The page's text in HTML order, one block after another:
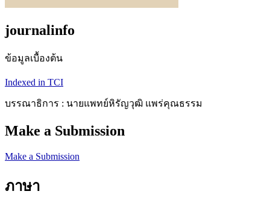
journalinfo
ข้อมูลเบื้องต้น
Indexed in TCI
บรรณาธิการ : นายแพทย์หิรัญวุฒิ แพร่คุณธรรม
Make a Submission
Make a Submission
ภาษา